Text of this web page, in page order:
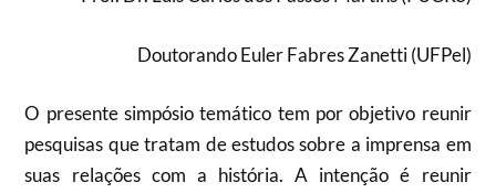
Doutorando Euler Fabres Zanetti (UFPel)
O presente simpósio temático tem por objetivo reunir
pesquisas que tratam de estudos sobre a imprensa em
suas relações com a história. A intenção é reunir